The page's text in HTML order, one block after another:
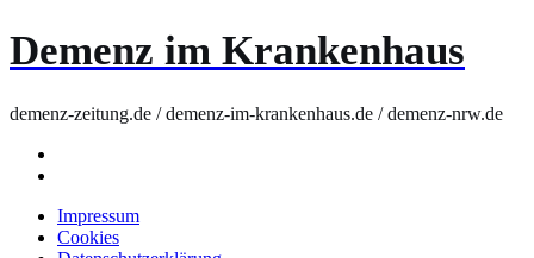
Demenz im Krankenhaus
demenz-zeitung.de / demenz-im-krankenhaus.de / demenz-nrw.de
Impressum
Cookies